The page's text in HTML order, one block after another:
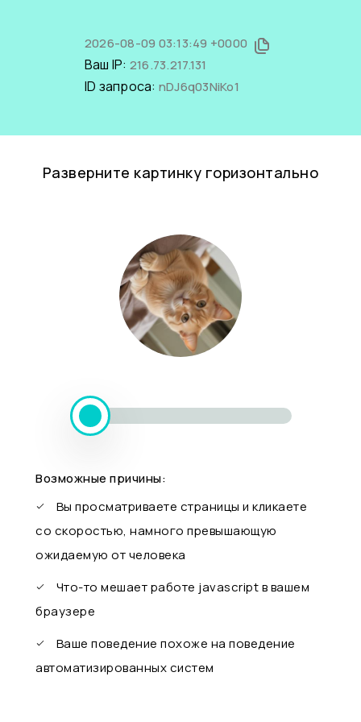
2026-08-09 03:13:49 +0000
Ваш IP: 216.73.217.131
ID запроса: nDJ6q03NiKo1
Разверните картинку горизонтально
Возможные причины:
Вы просматриваете страницы и кликаете
со скоростью, намного превышающую
ожидаемую от человека
Что-то мешает работе javascript в вашем
браузере
Ваше поведение похоже на поведение
автоматизированных систем